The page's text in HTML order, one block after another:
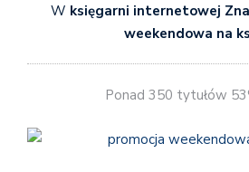
W księgarni internetowej
weekendowa na
Ponad 350 tytułów